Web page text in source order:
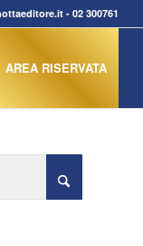
-02 300761
AREA RISERVATA